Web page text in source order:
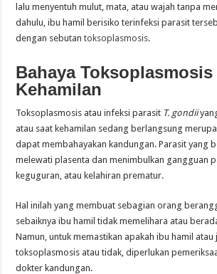
lalu menyentuh mulut, mata, atau wajah tanpa
dahulu, ibu hamil berisiko terinfeksi parasit
dengan sebutantoksoplasmosis.
Bahaya Toksoplasmosis
Kehamilan
Toksoplasmosis atau infeksi parasit T. gondii
atau saat kehamilan sedang berlangsung
dapat membahayakan kandungan. Parasit yang
melewati plasenta dan menimbulkan gangguan
keguguran, atau kelahiran prematur.
Hal inilah yang membuat sebagian orang
sebaiknya ibu hamil tidak memelihara atau
Namun, untuk memastikan apakah ibu hamil
toksoplasmosis atau tidak, diperlukan
dokter kandungan.